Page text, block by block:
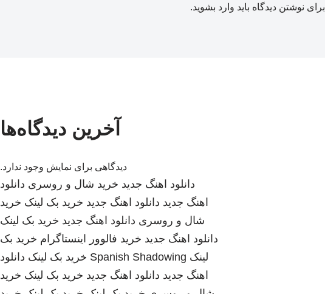
برای نوشتن دیدگاه باید وارد بشوید.
آخرین دیدگاه‌ها
دیدگاهی برای نمایش وجود ندارد.
دانلود اهنگ جدید خرید شال و روسری دانلود
اهنگ جدید دانلود اهنگ جدید خرید بک لینک خرید
شال و روسری دانلود اهنگ جدید خرید بک لینک
دانلود اهنگ جدید خرید فالوور اینستاگرام خرید بک
لینک Spanish Shadowing خرید بک لینک دانلود
اهنگ جدید دانلود اهنگ جدید خرید بک لینک خرید